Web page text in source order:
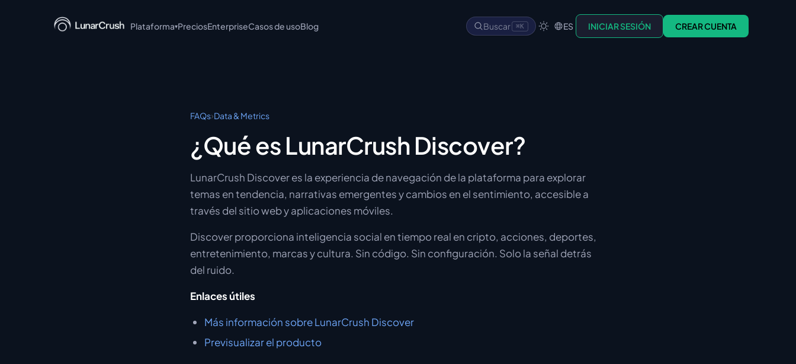
Plataforma▾
LunarCrush Discover
LunarCrush Collections
PreciosEnterpriseCasos de usoBlog Buscar ⌘K ES INICIAR SESIÓN CREAR CUENTA
FAQs›Data & Metrics
¿Qué es LunarCrush Discover?
LunarCrush Discover es la experiencia de navegación de la plataforma para explorar
temas en tendencia, narrativas emergentes y cambios en el sentimiento, accesible a
través del sitio web y aplicaciones móviles.
Discover proporciona inteligencia social en tiempo real en cripto, acciones, deportes,
entretenimiento, marcas y cultura. Sin código. Sin configuración. Solo la señal detrás
del ruido.
Enlaces útiles
Más información sobre LunarCrush Discover
Previsualizar el producto